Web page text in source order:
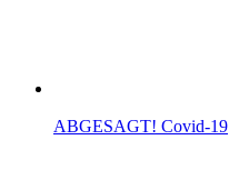
ABGESAGT! Covid-19